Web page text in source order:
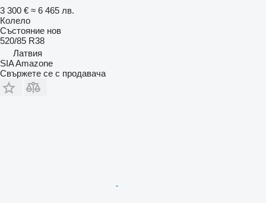
3 300 € ≈ 6 465 лв.
Колело
Състояние нов
520/85 R38
Латвия
SIA Amazone
Свържете се с продавача